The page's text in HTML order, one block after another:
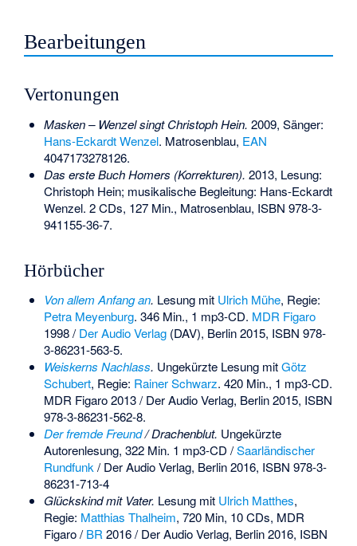
Bearbeitungen
Vertonungen
Masken – Wenzel singt Christoph Hein. 2009, Sänger:
Hans-Eckardt Wenzel. Matrosenblau, EAN
4047173278126.
Das erste Buch Homers (Korrekturen). 2013, Lesung:
Christoph Hein; musikalische Begleitung: Hans-Eckardt
Wenzel. 2 CDs, 127 Min., Matrosenblau, ISBN 978-3-
941155-36-7.
Hörbücher
Von allem Anfang an. Lesung mit Ulrich Mühe, Regie:
Petra Meyenburg. 346 Min., 1 mp3-CD. MDR Figaro
1998 /Der Audio Verlag(DAV), Berlin 2015, ISBN 978-
3-86231-563-5.
Weiskerns Nachlass. Ungekürzte Lesung mitGötz
Schubert, Regie: Rainer Schwarz. 420 Min., 1 mp3-CD.
MDR Figaro 2013 / Der Audio Verlag, Berlin 2015, ISBN
978-3-86231-562-8.
Der fremde Freund/ Drachenblut. Ungekürzte
Autorenlesung, 322 Min. 1 mp3-CD /Saarländischer
Rundfunk/ Der Audio Verlag, Berlin 2016, ISBN 978-3-
86231-713-4
Glückskind mit Vater. Lesung mit Ulrich Matthes,
Regie: Matthias Thalheim, 720 Min, 10 CDs, MDR
Figaro /BR2016 / Der Audio Verlag, Berlin 2016, ISBN